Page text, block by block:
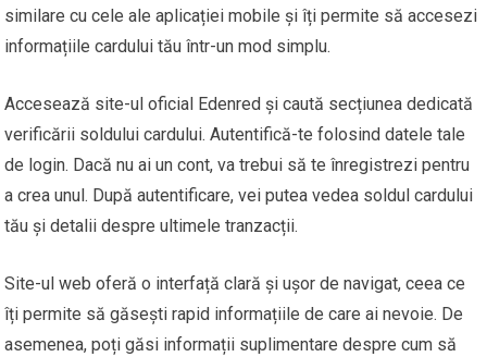
similare cu cele ale aplicației mobile și îți permite să accesezi
informațiile cardului tău într-un mod simplu.
Accesează site-ul oficial Edenred și caută secțiunea dedicată
verificării soldului cardului. Autentifică-te folosind datele tale
de login. Dacă nu ai un cont, va trebui să te înregistrezi pentru
a crea unul. După autentificare, vei putea vedea soldul cardului
tău și detalii despre ultimele tranzacții.
Site-ul web oferă o interfață clară și ușor de navigat, ceea ce
îți permite să găsești rapid informațiile de care ai nevoie. De
asemenea, poți găsi informații suplimentare despre cum să